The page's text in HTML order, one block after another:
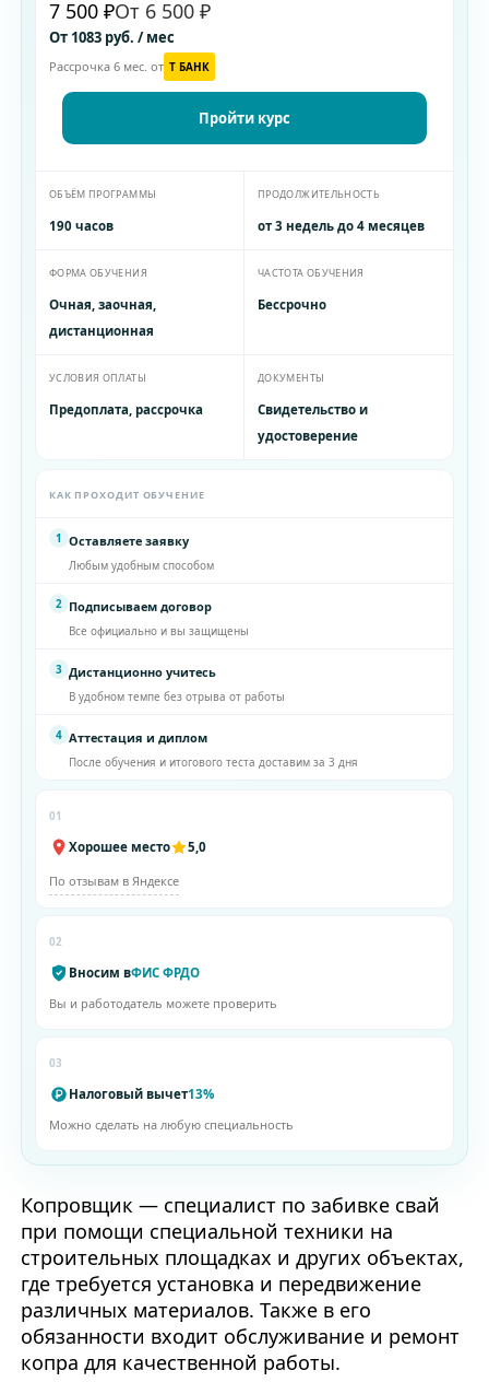
7 500 ₽От 6 500 ₽
От 1083 руб. / мес
Рассрочка 6 мес. от T БАНК
Пройти курс
ОБЪЁМ ПРОГРАММЫ
190 часов
ПРОДОЛЖИТЕЛЬНОСТЬ
от 3 недель до 4 месяцев
ФОРМА ОБУЧЕНИЯ
Очная, заочная,
дистанционная
ЧАСТОТА ОБУЧЕНИЯ
Бессрочно
УСЛОВИЯ ОПЛАТЫ
Предоплата, рассрочка
ДОКУМЕНТЫ
Свидетельство и
удостоверение
КАК ПРОХОДИТ ОБУЧЕНИЕ
1 Оставляете заявку
Любым удобным способом
2 Подписываем договор
Все официально и вы защищены
3 Дистанционно учитесь
В удобном темпе без отрыва от работы
4 Аттестация и диплом
После обучения и итогового теста доставим за 3 дня
01
Хорошее место 5,0
По отзывам в Яндексе
02
Вносим вФИС ФРДО
Вы и работодатель можете проверить
03
Налоговый вычет13%
Можно сделать на любую специальность
Копровщик — специалист по забивке свай
при помощи специальной техники на
строительных площадках и других объектах,
где требуется установка и передвижение
различных материалов. Также в его
обязанности входит обслуживание и ремонт
копра для качественной работы.